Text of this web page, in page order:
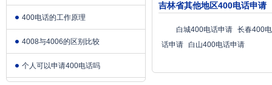
400电话的工作原理
4008与4006的区别比较
个人可以申请400电话吗
吉林省其他地区400电话申请
白城400电话申请 长春400
话申请
白山400电话申请